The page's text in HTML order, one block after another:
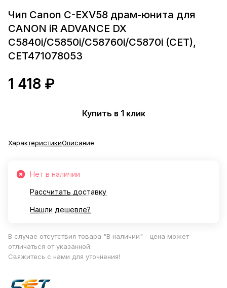
Чип Canon C-EXV58 драм-юнита для
CANON iR ADVANCE DX
C5840i/C5850i/C58760i/C5870i (CET),
CET471078053
1 418 ₽
Купить в 1 клик
ХарактеристикиОписание
Нет в наличии
Рассчитать доставку
Нашли дешевле?
В случае отсутствия товара "В наличии" - цена может
отличаться от указанной.
Свяжитесь с нами для уточнения!